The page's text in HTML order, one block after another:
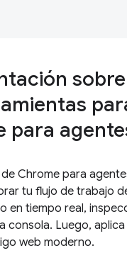
para
Chrome para
tu flujo de trabajo
en tiempo real,
consola. Luego, aplica
web moderno.